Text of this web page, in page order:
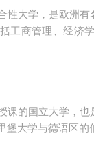
大学，是欧洲
工商管理、经济
的国立大学，
大学与德语区